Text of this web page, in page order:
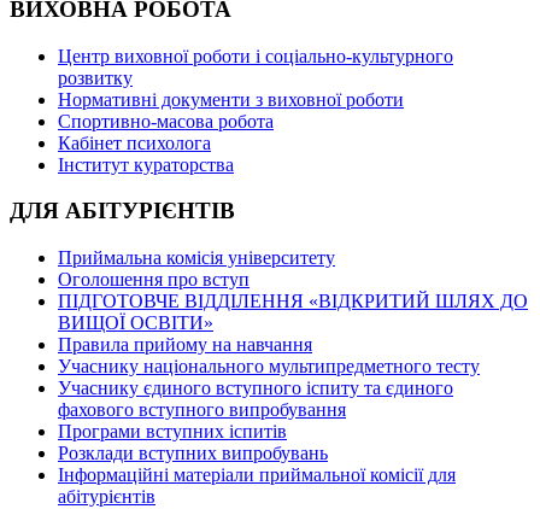
ВИХОВНА РОБОТА
Центр виховної роботи і соціально-культурного
розвитку
Нормативні документи з виховної роботи
Спортивно-масова робота
Кабінет психолога
Інститут кураторства
ДЛЯ АБІТУРІЄНТІВ
Приймальна комісія університету
Оголошення про вступ
ПІДГОТОВЧЕ ВІДДІЛЕННЯ «ВІДКРИТИЙ ШЛЯХ ДО
ВИЩОЇ ОСВІТИ»
Правила прийому на навчання
Учаснику національного мультипредметного тесту
Учаснику єдиного вступного іспиту та єдиного
фахового вступного випробування
Програми вступних іспитів
Розклади вступних випробувань
Інформаційні матеріали приймальної комісії для
абітурієнтів